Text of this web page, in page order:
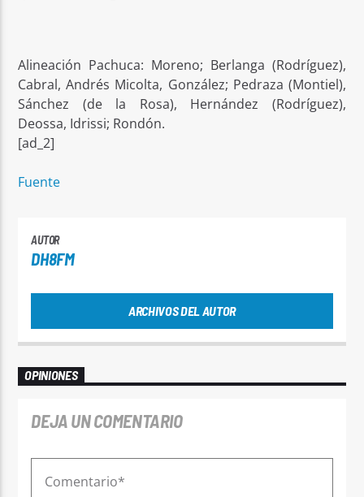
Alineación Pachuca: Moreno; Berlanga (Rodríguez),
Cabral, Andrés Micolta, González; Pedraza (Montiel),
Sánchez (de la Rosa), Hernández (Rodríguez),
Deossa, Idrissi; Rondón.
[ad_2]
Fuente
AUTOR
DH8FM
ARCHIVOS DEL AUTOR
OPINIONES
DEJA UN COMENTARIO